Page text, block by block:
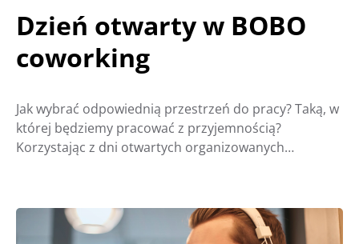
Dzień otwarty w BOBO
coworking
Jak wybrać odpowiednią przestrzeń do pracy? Taką, w
której będziemy pracować z przyjemnością?
Korzystając z dni otwartych organizowanych…